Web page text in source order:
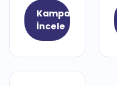
Kampanyayı
İncele